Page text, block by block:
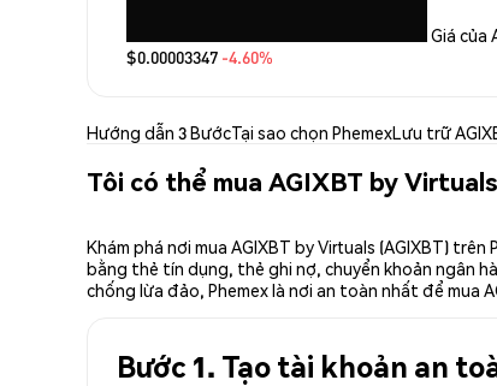
Giá của
$0.00003347 -4.60%
Hướng dẫn 3 BướcTại sao chọn PhemexLưu trữ
Tôi có thể mua AGIXBT by
Khám phá nơi mua AGIXBT by Virtuals (AGIXBT)
bằng thẻ tín dụng, thẻ ghi nợ, chuyển khoản ngân
chống lừa đảo, Phemex là nơi an toàn nhất để mua
Bước 1. Tạo tài khoản an